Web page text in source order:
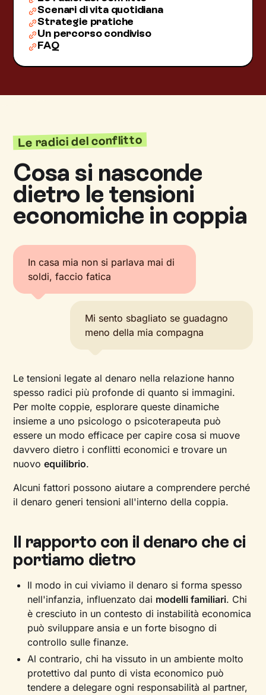
Scenari di vita quotidiana
Strategie pratiche
Un percorso condiviso
FAQ
Le radici del conflitto
Cosa si nasconde
dietro le tensioni
economiche in coppia
In casa mia non si parlava mai di
soldi, faccio fatica
Mi sento sbagliato se guadagno
meno della mia compagna
Le tensioni legate al denaro nella relazione hanno
spesso radici più profonde di quanto si immagini.
Per molte coppie, esplorare queste dinamiche
insieme a uno psicologo o psicoterapeuta può
essere un modo efficace per capire cosa si muove
davvero dietro i conflitti economici e trovare un
nuovoequilibrio.
Alcuni fattori possono aiutare a comprendere perché
il denaro generi tensioni all'interno della coppia.
Il rapporto con il denaro che ci
portiamo dietro
Il modo in cui viviamo il denaro si forma spesso
nell'infanzia, influenzato dai modelli familiari. Chi
è cresciuto in un contesto di instabilità economica
può sviluppare ansia e un forte bisogno di
controllo sulle finanze.
Al contrario, chi ha vissuto in un ambiente molto
protettivo dal punto di vista economico può
tendere a delegare ogni responsabilità al partner,